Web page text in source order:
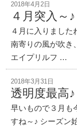
2018年4月2日
４月突入～♪
４月に入りました
南寄りの風が吹き
エイプリルフ …
2018年3月31日
透明度最高♪
早いもので３月も
すね～♪ シーズン